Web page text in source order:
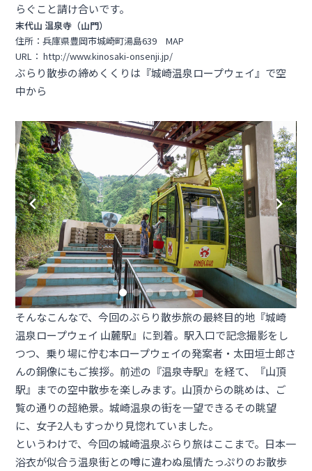
らぐこと請け合いです。
末代山 温泉寺（山門）
住所：兵庫県豊岡市城崎町湯島639MAP
URL：http://www.kinosaki-onsenji.jp/
ぶらり散歩の締めくくりは『城崎温泉ロープウェイ』で空
中から
そんなこんなで、今回のぶらり散歩旅の最終目的地『城崎
温泉ロープウェイ 山麓駅』に到着。駅入口で記念撮影をし
つつ、乗り場に佇む本ロープウェイの発案者・太田垣士郎さ
んの銅像にもご挨拶。前述の『温泉寺駅』を経て、『山頂
駅』までの空中散歩を楽しみます。山頂からの眺めは、ご
覧の通りの超絶景。城崎温泉の街を一望できるその眺望
に、女子2人もすっかり見惚れていました。
というわけで、今回の城崎温泉ぶらり旅はここまで。日本一
浴衣が似合う温泉街との噂に違わぬ風情たっぷりのお散歩